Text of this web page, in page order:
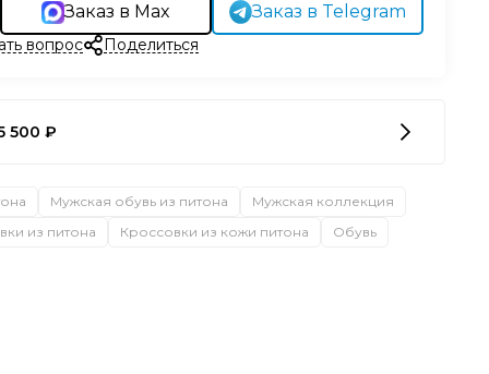
Заказ в Max Заказ в Telegram
вопрос Поделиться
500 ₽
Мужская обувь из питона
Мужская коллекция
из питона Кроссовки из кожи питона
Обувь